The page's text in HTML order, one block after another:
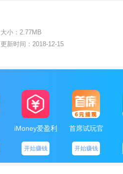
大小：2.77MB
更新时间：2018-12-15
iMoney爱盈利
开始赚钱
首席试玩官
开始赚钱